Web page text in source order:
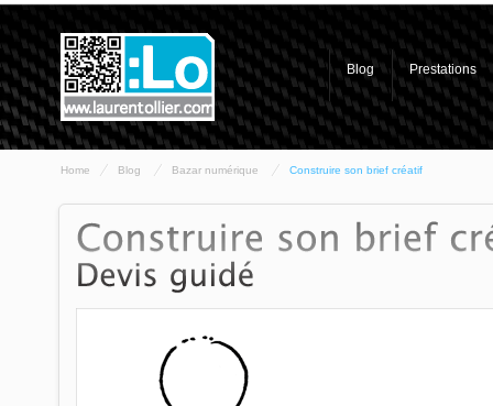
Blog Prestations
Home Blog Bazar numérique Construire son brief créatif